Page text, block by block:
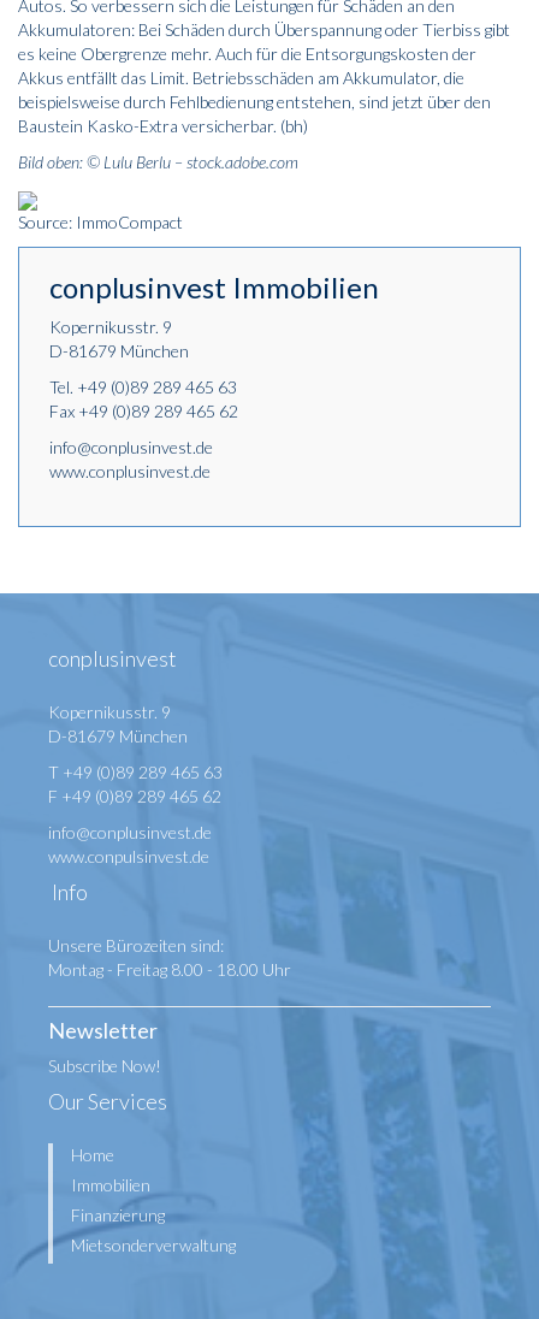
Autos. So verbessern sich die Leistungen für Schäden an den
Akkumulatoren: Bei Schäden durch Überspannung oder Tierbiss gibt
es keine Obergrenze mehr. Auch für die Entsorgungskosten der
Akkus entfällt das Limit. Betriebsschäden am Akkumulator, die
beispielsweise durch Fehlbedienung entstehen, sind jetzt über den
Baustein Kasko-Extra versicherbar. (bh)
Bild oben: © Lulu Berlu – stock.adobe.com
Source: ImmoCompact
conplusinvest Immobilien
Kopernikusstr. 9
D-81679 München
Tel. +49 (0)89 289 465 63
Fax +49 (0)89 289 465 62
info@conplusinvest.de
www.conplusinvest.de
conplusinvest
Kopernikusstr. 9
D-81679 München
T +49 (0)89 289 465 63
F +49 (0)89 289 465 62
info@conplusinvest.de
www.conpulsinvest.de
Info
Unsere Bürozeiten sind:
Montag - Freitag 8.00 - 18.00 Uhr
Newsletter
Subscribe Now!
Our Services
Home
Immobilien
Finanzierung
Mietsonderverwaltung